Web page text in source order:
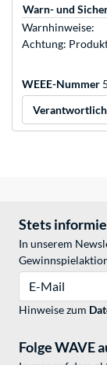
Warn- und
Warnhinweise:
Achtung:
WEEE-Nummer
Stets
In unserem
Hinweise zum
Folge WAVE